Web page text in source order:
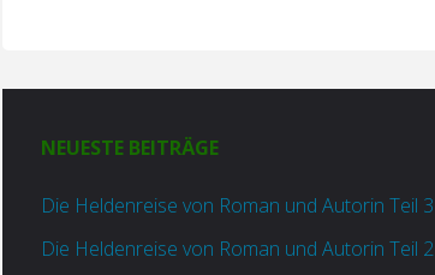
NEUESTE BEITRÄGE
Die Heldenreise von Roman und Autorin Teil 3
Die Heldenreise von Roman und Autorin Teil 2